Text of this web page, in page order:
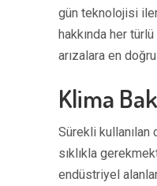
gün teknolojisi
hakkında her
arızalara en
Klima
Sürekli kullanılan
sıklıkla
endüstriyel